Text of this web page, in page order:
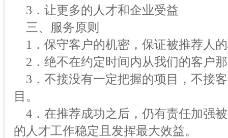
3．让更多的人才和企业受益
三、服务原则
1．保守客户的机密，保证被推荐人
2．绝不在约定时间内从我们的客户
3．不接没有一定把握的项目，不接
目。
4．在推荐成功之后，仍有责任加强
的人才工作稳定且发挥最大效益。